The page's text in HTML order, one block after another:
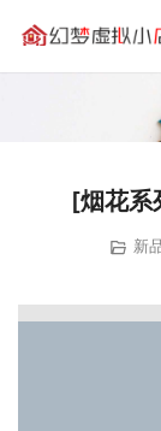
[烟花系
新